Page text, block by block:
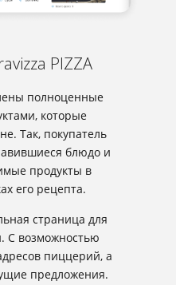
PIZZA
полноценные
которые
Так, покупатель
блюдо и
продукты в
его рецепта.
страница для
С возможностью
пиццерий, а
предложения.